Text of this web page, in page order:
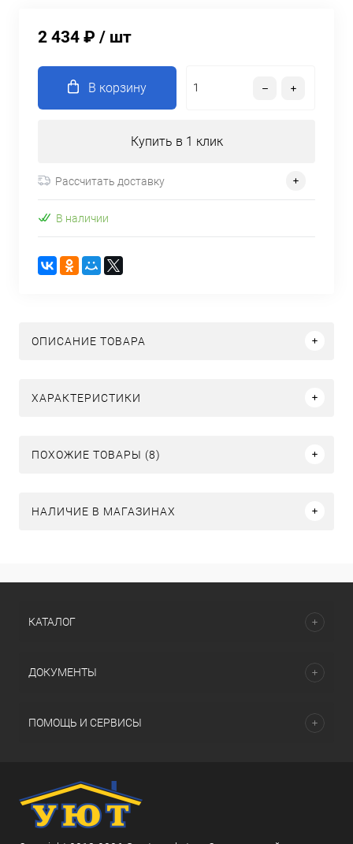
2 434 ₽ / шт
В корзину
Купить в 1 клик
Рассчитать доставку
В наличии
ОПИСАНИЕ ТОВАРА
ХАРАКТЕРИСТИКИ
ПОХОЖИЕ ТОВАРЫ (8)
НАЛИЧИЕ В МАГАЗИНАХ
КАТАЛОГ
ДОКУМЕНТЫ
ПОМОЩЬ И СЕРВИСЫ